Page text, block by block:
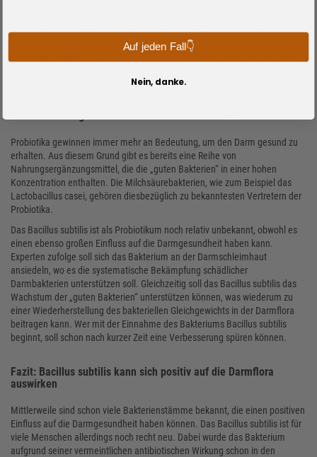
verbessern – sie sollen auch das Immunsystem stärken und die
Leistungsfähigkeit steigern können. Immerhin sollen sich etwa 70 Prozent
des Immunsystems ist und das Wohlbefinden direkt beeinflussen kann.
Probiotika gewinnen immer mehr an Bedeutung, um den Darm gesund zu
erhalten. Aus diesem Grund gibt es bereits eine Reihe von
Nahrungsergänzungsmittel, die die „guten Bakterien“ in einer hohen
Konzentration enthalten. Die Milchsäurebakterien, wie zum Beispiel das
Lactobacillus casei, gehören diesbezüglich zu bekanntesten Vertretern der
Probiotika.
Das Bacillus subtilis ist als Probiotikum noch relativ unbekannt, obwohl es
einen ebenso großen Einfluss auf die Darmgesundheit haben kann.
Experten zufolge soll sich das Bakterium an der Darmschleimhaut
ansiedeln, wo es die systematische Bekämpfung schädlicher
Darmbakterien unterstützen soll. Gleichzeitig soll das Bacillus subtilis das
Wachstum der „guten Bakterien“ unterstützen können, was wiederum zu
einer Wiederherstellung des bakteriellen Gleichgewichts in der Darmflora
beitragen kann. Wer mit der Einnahme des Bakteriums Bacillus subtilis
beginnt, soll schon nach kurzer Zeit eine Verbesserung spüren können.
Fazit: Bacillus subtilis kann sich positiv auf die Darmflora
auswirken
Mittlerweile sind schon viele Bakterienstämme bekannt, die einen positiven
Einfluss auf die Darmgesundheit haben können. Das Bacillus subtilis ist für
viele Menschen allerdings noch recht neu. Dabei wurde das Bakterium
aufgrund seiner vermeintlichen antibiotischen Wirkung schon in den
Auf jeden Fall👇
Nein, danke.